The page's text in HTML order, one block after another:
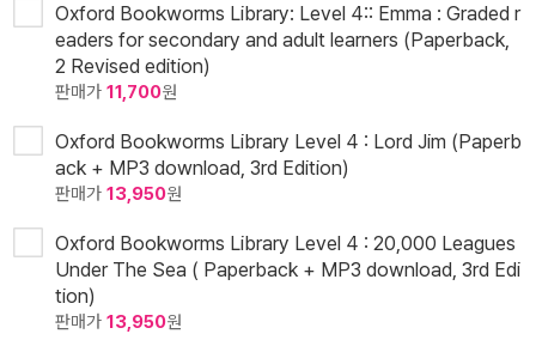
Oxford Bookworms Library: Level 4:: Emma : Graded r
eaders for secondary and adult learners (Paperback,
2 Revised edition)
판매가 11,700원
Oxford Bookworms Library Level 4 : Lord Jim (Paperb
ack + MP3 download, 3rd Edition)
판매가 13,950원
Oxford Bookworms Library Level 4 : 20,000 Leagues
Under The Sea ( Paperback + MP3 download, 3rd Edi
tion)
판매가 13,950원